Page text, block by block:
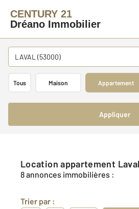
CENTURY 21
Dréano Immobilier
LAVAL (53000)
Tous Maison Appartement
Appliquer
Location appartement
8 annonces immobilières :
Trier par :